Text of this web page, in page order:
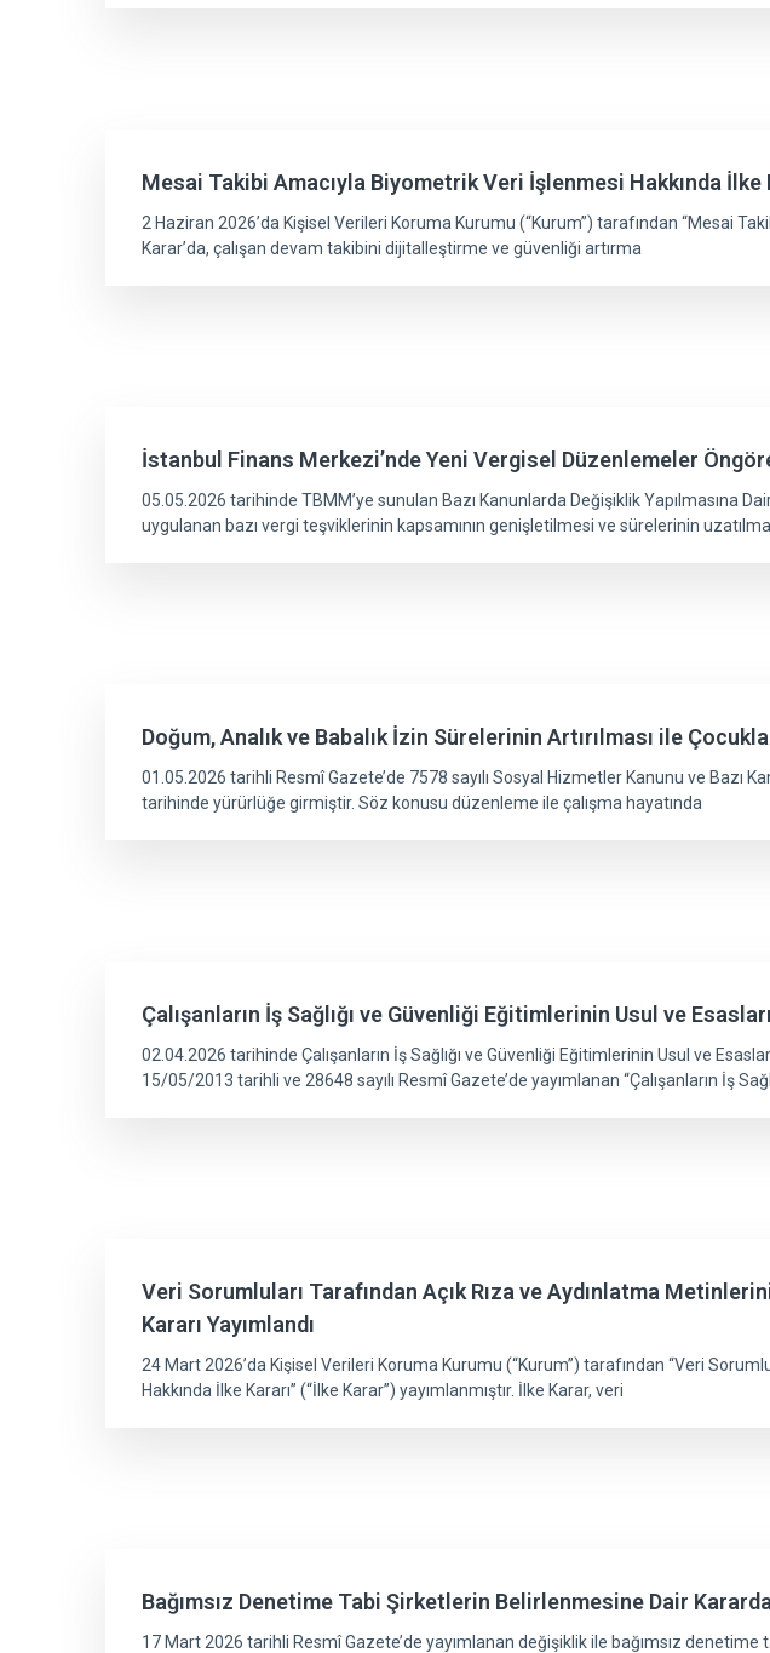
Mesai Takibi Amacıyla Biyometrik Veri İşlenmesi Hakkında İlke
2 Haziran 2026’da Kişisel Verileri Koruma Kurumu (“Kurum”) tarafından “Mesai
Karar’da, çalışan devam takibini dijitalleştirme ve güvenliği artırma
İstanbul Finans Merkezi’nde Yeni Vergisel Düzenlemeler
05.05.2026 tarihinde TBMM’ye sunulan Bazı Kanunlarda Değişiklik Yapılmasına
uygulanan bazı vergi teşviklerinin kapsamının genişletilmesi ve sürelerinin
Doğum, Analık ve Babalık İzin Sürelerinin Artırılması ile
01.05.2026 tarihli Resmî Gazete’de 7578 sayılı Sosyal Hizmetler Kanunu ve Bazı
tarihinde yürürlüğe girmiştir. Söz konusu düzenleme ile çalışma hayatında
Çalışanların İş Sağlığı ve Güvenliği Eğitimlerinin Usul ve
02.04.2026 tarihinde Çalışanların İş Sağlığı ve Güvenliği Eğitimlerinin Usul ve
15/05/2013 tarihli ve 28648 sayılı Resmî Gazete’de yayımlanan “Çalışanların İş
Veri Sorumluları Tarafından Açık Rıza ve Aydınlatma
Kararı Yayımlandı
24 Mart 2026’da Kişisel Verileri Koruma Kurumu (“Kurum”) tarafından “Veri
Hakkında İlke Kararı” (“İlke Karar”) yayımlanmıştır. İlke Karar, veri
Bağımsız Denetime Tabi Şirketlerin Belirlenmesine Dair
17 Mart 2026 tarihli Resmî Gazete’de yayımlanan değişiklik ile bağımsız